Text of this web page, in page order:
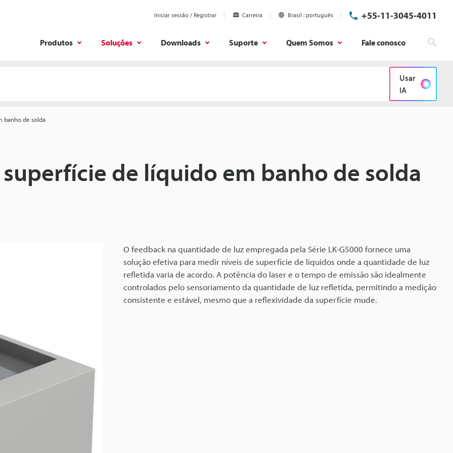
Iniciar sessão / Registrar Carreira Brasil português +55-11-3045-4011
Produtos Soluções Downloads Suporte Quem Somos Fale conosco
Usar
IA
banho de solda
de líquido em banho de solda
O feedback na quantidade de luz empregada pela Série LK-G5000 fornece uma
solução efetiva para medir níveis de superfície de líquidos onde a quantidade de luz
refletida varia de acordo. A potência do laser e o tempo de emissão são idealmente
controlados pelo sensoriamento da quantidade de luz refletida, permitindo a medição
consistente e estável, mesmo que a reflexividade da superfície mude.